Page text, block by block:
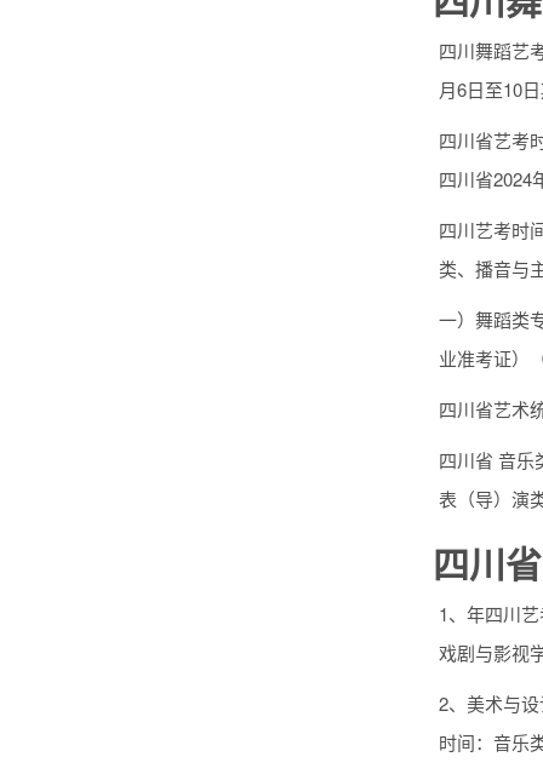
四川舞蹈艺
月6日至10
四川省艺考
四川省2024
四川艺考时
类、播音与
一）舞蹈类
业准考证）
四川省艺术
四川省 音乐
表（导）演
四川
1、年四川
戏剧与影视
2、美术与
时间：音乐